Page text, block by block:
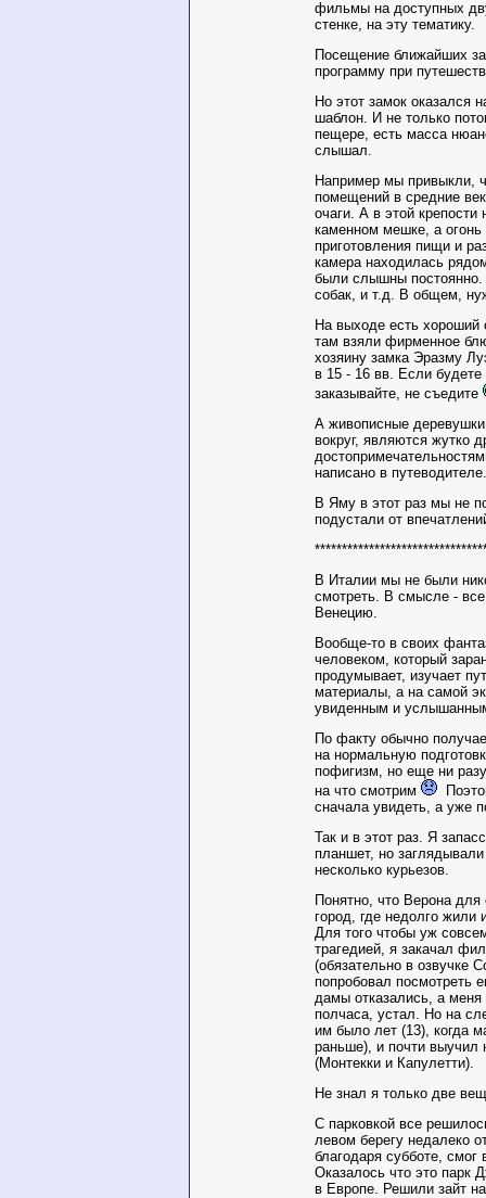
фильмы на доступных
стенке, на эту тематику.
Посещение ближайших
программу при
Но этот замок оказался
шаблон. И не только
пещере, есть масса
слышал.
Например мы привыкли,
помещений в средние
очаги. А в этой
каменном мешке, а огонь
приготовления пищи и
камера находилась
были слышны
собак, и т.д. В общем,
На выходе есть хороший
там взяли фирменное
хозяину замка Эразму
в 15 - 16 вв. Если будете
заказывайте, не съедите
А живописные
вокруг, являются жутко
написано в путеводителе.
В Яму в этот раз мы не
подустали от
В Италии мы не были
смотреть. В смысле -
Венецию.
Вообще-то в своих
человеком, который
продумывает, изучает
материалы, а на самой
увиденным и
По факту обычно
на нормальную
пофигизм, но еще ни
на что смотрим
сначала увидеть, а уже
Так и в этот раз. Я
планшет, но
несколько курьезов.
Понятно, что Верона для
город, где недолго
Для того чтобы уж
трагедией, я закачал
(обязательно в озвучке
попробовал посмотреть
дамы отказались, а меня
полчаса, устал. Но на
им было лет (13), когда
раньше), и почти
(Монтекки и Капулетти).
Не знал я только две
С парковкой все
левом берегу недалеко
благодаря субботе, смог
Оказалось что это парк
в Европе. Решили зайт